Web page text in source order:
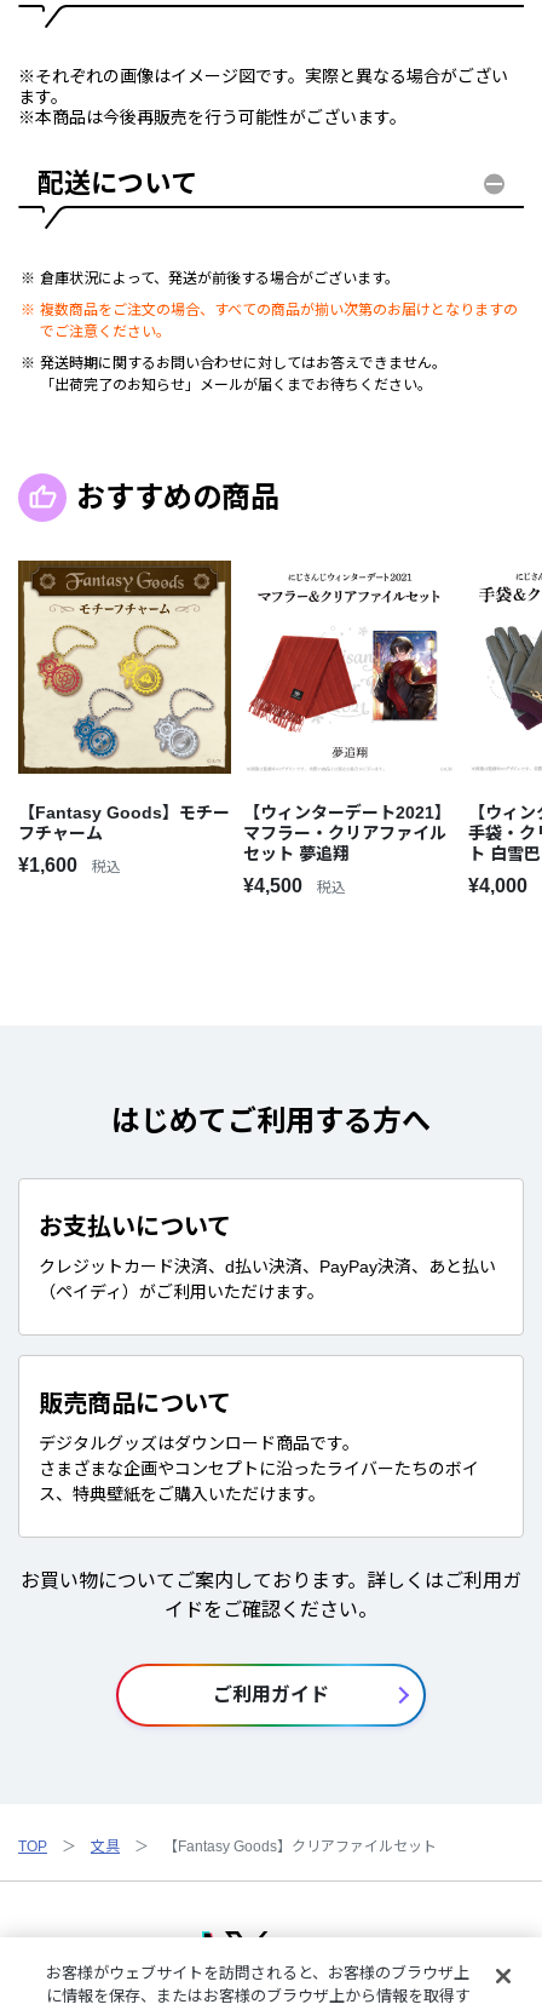
※それぞれの画像はイメージ図です。実際と異なる場合がござい
ます。
※本商品は今後再販売を行う可能性がございます。
配送について
倉庫状況によって、発送が前後する場合がございます。
複数商品をご注文の場合、すべての商品が揃い次第のお届けとなりますの
でご注意ください。
発送時期に関するお問い合わせに対してはお答えできません。
「出荷完了のお知らせ」メールが届くまでお待ちください。
おすすめの商品
【Fantasy Goods】モチー
フチャーム
¥1,600 税込
【ウィンターデート2021】
マフラー・クリアファイル
セット 夢追翔
¥4,500 税込
【ウィ
手袋・ク
ト 白雪巴
¥4,000
はじめてご利用する方へ
お支払いについて
クレジットカード決済、d払い決済、PayPay決済、あと払い
（ペイディ）がご利用いただけます。
販売商品について
デジタルグッズはダウンロード商品です。
さまざまな企画やコンセプトに沿ったライバーたちのボイ
ス、特典壁紙をご購入いただけます。
お買い物についてご案内しております。詳しくはご利用ガ
イドをご確認ください。
ご利用ガイド
TOP 文具 【Fantasy Goods】クリアファイルセット
お客様がウェブサイトを訪問されると、お客様のブラウザ上
に情報を保存、またはお客様のブラウザ上から情報を取得す